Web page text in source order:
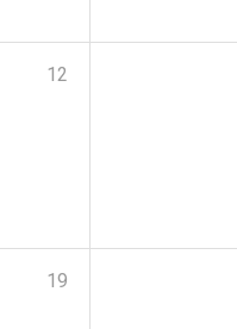
12
19